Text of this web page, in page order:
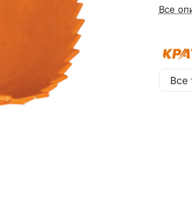
Все
Все